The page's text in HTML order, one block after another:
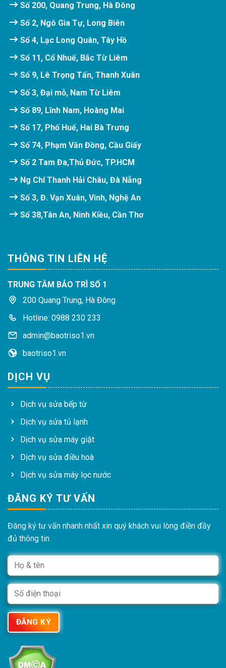
Số 200, Quang Trung, Hà Đông
Số 2, Ngô Gia Tự, Long Biên
Số 4, Lạc Long Quân, Tây Hồ
Số 11, Cổ Nhuế, Bắc Từ Liêm
Số 9, Lê Trọng Tấn, Thanh Xuân
Số 3, Đại mỗ, Nam Từ Liêm
Số 89, Lĩnh Nam, Hoàng Mai
Số 17, Phố Huế, Hai Bà Trưng
Số 74, Phạm Văn Đồng, Cầu Giấy
Số 2 Tam Đa,Thủ Đức, TP.HCM
Ng Chí Thanh Hải Châu, Đà Nẵng
Số 3, Đ. Vạn Xuân, Vinh, Nghệ An
Số 38,Tân An, Ninh Kiều, Cần Thơ
THÔNG TIN LIÊN HỆ
TRUNG TÂM BẢO TRÌ SỐ 1
200 Quang Trung, Hà Đông
Hotline: 0988 230 233
admin@baotriso1.vn
baotriso1.vn
DỊCH VỤ
Dịch vụ sửa bếp từ
Dịch vụ sửa tủ lạnh
Dịch vụ sửa máy giặt
Dịch vụ sửa điều hoà
Dịch vụ sửa máy lọc nước
ĐĂNG KÝ TƯ VẤN
Đăng ký tư vấn nhanh nhất xin quý khách vui lòng điền đầy
đủ thông tin